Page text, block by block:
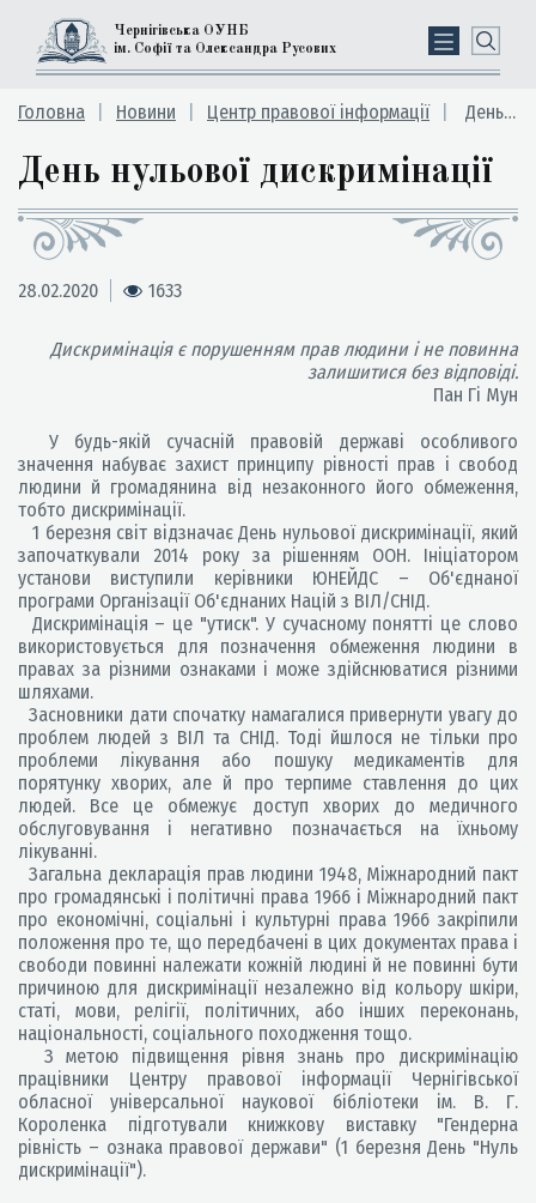
Чернігівська ОУНБ
ім. Софії та Олександра Русових
Головна Новини Центр правової інформації День нульової дискримінації
День нульової дискримінації
28.02.2020 1633
Дискримінація є порушенням прав людини і не повинна
залишитися без відповіді.
Пан Гі Мун
У будь-якій сучасній правовій державі особливого
значення набуває захист принципу рівності прав і свобод
людини й громадянина від незаконного його обмеження,
тобто дискримінації.
1 березня світ відзначає День нульової дискримінації, який
започаткували 2014 року за рішенням ООН. Ініціатором
установи виступили керівники ЮНЕЙДС – Об'єднаної
програми Організації Об'єднаних Націй з ВІЛ/СНІД.
Дискримінація – це "утиск". У сучасному понятті це слово
використовується для позначення обмеження людини в
правах за різними ознаками і може здійснюватися різними
шляхами.
Засновники дати спочатку намагалися привернути увагу до
проблем людей з ВІЛ та СНІД. Тоді йшлося не тільки про
проблеми лікування або пошуку медикаментів для
порятунку хворих, але й про терпиме ставлення до цих
людей. Все це обмежує доступ хворих до медичного
обслуговування і негативно позначається на їхньому
лікуванні.
Загальна декларація прав людини 1948, Міжнародний пакт
про громадянські і політичні права 1966 і Міжнародний пакт
про економічні, соціальні і культурні права 1966 закріпили
положення про те, що передбачені в цих документах права і
свободи повинні належати кожній людині й не повинні бути
причиною для дискримінації незалежно від кольору шкіри,
статі, мови, релігії, політичних, або інших переконань,
національності, соціального походження тощо.
З метою підвищення рівня знань про дискримінацію
працівники Центру правової інформації Чернігівської
обласної універсальної наукової бібліотеки ім. В. Г.
Короленка підготували книжкову виставку "Гендерна
рівність – ознака правової держави" (1 березня День "Нуль
дискримінації").